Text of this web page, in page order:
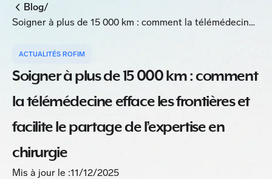
Blog/
Soigner à plus de 15 000 km : comment la télémédecine
en chirurgie
ACTUALITÉS ROFIM
Soigner à plus de 15 000 km : comment
la télémédecine efface les frontières et
facilite le partage de l’expertise en
chirurgie
Mis à jour le :11/12/2025